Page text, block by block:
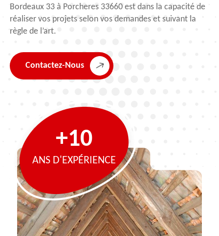
Bordeaux 33 à Porcheres 33660 est dans la capacité de
réaliser vos projets selon vos demandes et suivant la
règle de l’art.
Contactez-Nous
+10
ANS D'EXPÉRIENCE